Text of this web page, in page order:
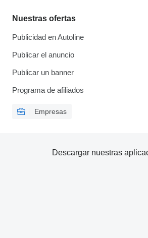
Nuestras ofertas
Publicidad en Autoline
Publicar el anuncio
Publicar un banner
Programa de afiliados
Empresas
Descargar nuestras